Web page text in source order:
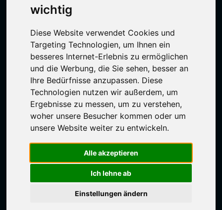
wichtig
Diese Website verwendet Cookies und
Targeting Technologien, um Ihnen ein
besseres Internet-Erlebnis zu ermöglichen
und die Werbung, die Sie sehen, besser an
Ihre Bedürfnisse anzupassen. Diese
Technologien nutzen wir außerdem, um
Ergebnisse zu messen, um zu verstehen,
woher unsere Besucher kommen oder um
unsere Website weiter zu entwickeln.
Alle akzeptieren
Ich lehne ab
Einstellungen ändern